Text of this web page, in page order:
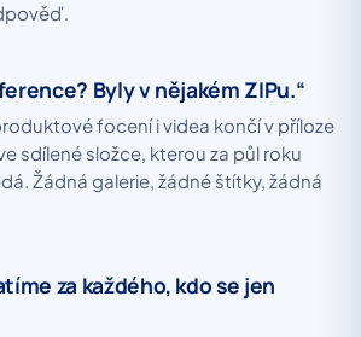
Byly v nějakém ZIPu.“
focení i videa končí v příloze
sdílené složce, kterou za půl roku
Žádná galerie, žádné štítky, žádná
za každého, kdo se jen